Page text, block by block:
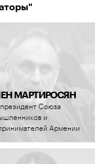
МАРТИРОСЯН
Союза
и
Армении